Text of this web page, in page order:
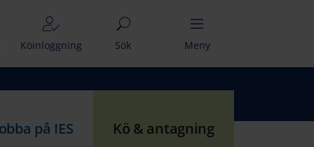
Köinloggning Sök Meny
på IES Kö & antagning